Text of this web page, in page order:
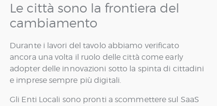
Le città sono la frontiera del
cambiamento
Durante i lavori del tavolo abbiamo verificato
ancora una volta il ruolo delle città come early
adopter delle innovazioni sotto la spinta di cittadini
e imprese sempre più digitali.
Gli Enti Locali sono pronti a scommettere sul SaaS